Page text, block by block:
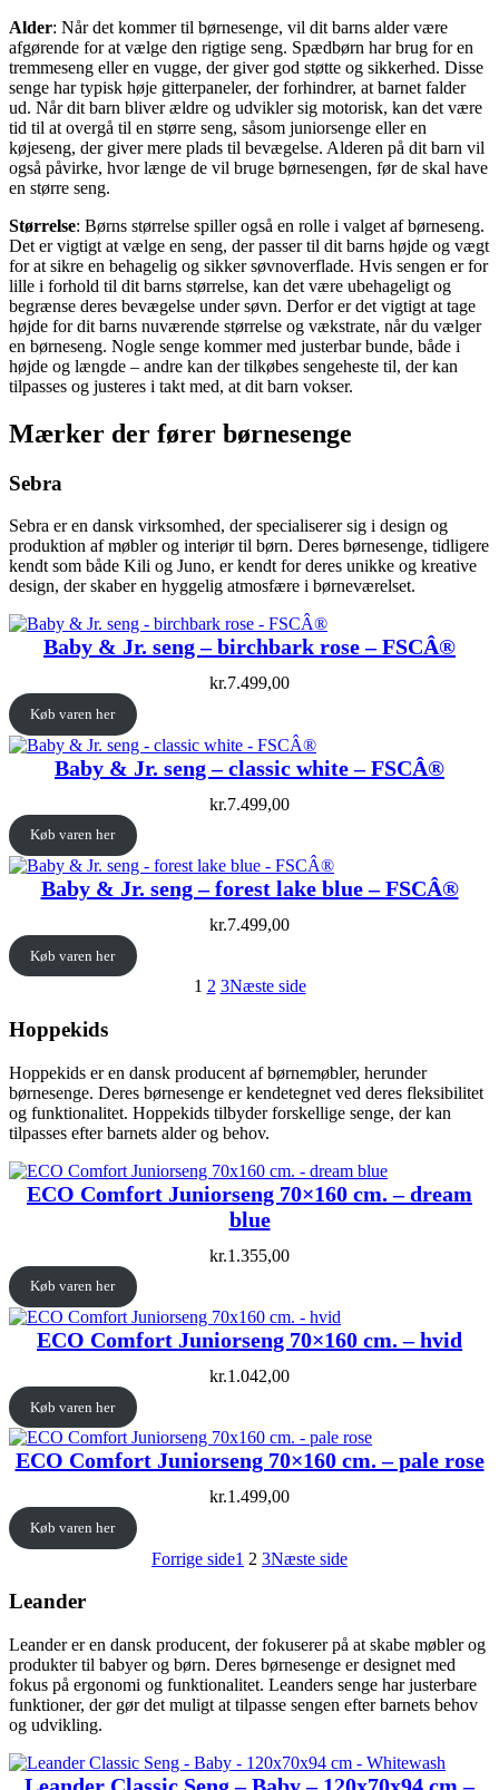
Alder: Når det kommer til børnesenge, vil dit barns alder være
afgørende for at vælge den rigtige seng. Spædbørn har brug for en
tremmeseng eller en vugge, der giver god støtte og sikkerhed. Disse
senge har typisk høje gitterpaneler, der forhindrer, at barnet falder
ud. Når dit barn bliver ældre og udvikler sig motorisk, kan det være
tid til at overgå til en større seng, såsom juniorsenge eller en
køjeseng, der giver mere plads til bevægelse. Alderen på dit barn vil
også påvirke, hvor længe de vil bruge børnesengen, før de skal have
en større seng.
Størrelse: Børns størrelse spiller også en rolle i valget af børneseng.
Det er vigtigt at vælge en seng, der passer til dit barns højde og vægt
for at sikre en behagelig og sikker søvnoverflade. Hvis sengen er for
lille i forhold til dit barns størrelse, kan det være ubehageligt og
begrænse deres bevægelse under søvn. Derfor er det vigtigt at tage
højde for dit barns nuværende størrelse og vækstrate, når du vælger
en børneseng. Nogle senge kommer med justerbar bunde, både i
højde og længde – andre kan der tilkøbes sengeheste til, der kan
tilpasses og justeres i takt med, at dit barn vokser.
Mærker der fører børnesenge
Sebra
Sebra er en dansk virksomhed, der specialiserer sig i design og
produktion af møbler og interiør til børn. Deres børnesenge, tidligere
kendt som både Kili og Juno, er kendt for deres unikke og kreative
design, der skaber en hyggelig atmosfære i børneværelset.
Baby & Jr. seng – birchbark rose – FSCÂ®
kr.7.499,00
Køb varen her
Baby & Jr. seng – classic white – FSCÂ®
kr.7.499,00
Køb varen her
Baby & Jr. seng – forest lake blue – FSCÂ®
kr.7.499,00
Køb varen her
1 2 3Næste side
Hoppekids
Hoppekids er en dansk producent af børnemøbler, herunder
børnesenge. Deres børnesenge er kendetegnet ved deres fleksibilitet
og funktionalitet. Hoppekids tilbyder forskellige senge, der kan
tilpasses efter barnets alder og behov.
ECO Comfort Juniorseng 70×160 cm. – dream
blue
kr.1.355,00
Køb varen her
ECO Comfort Juniorseng 70×160 cm. – hvid
kr.1.042,00
Køb varen her
ECO Comfort Juniorseng 70×160 cm. – pale rose
kr.1.499,00
Køb varen her
Forrige side1 2 3Næste side
Leander
Leander er en dansk producent, der fokuserer på at skabe møbler og
produkter til babyer og børn. Deres børnesenge er designet med
fokus på ergonomi og funktionalitet. Leanders senge har justerbare
funktioner, der gør det muligt at tilpasse sengen efter barnets behov
og udvikling.